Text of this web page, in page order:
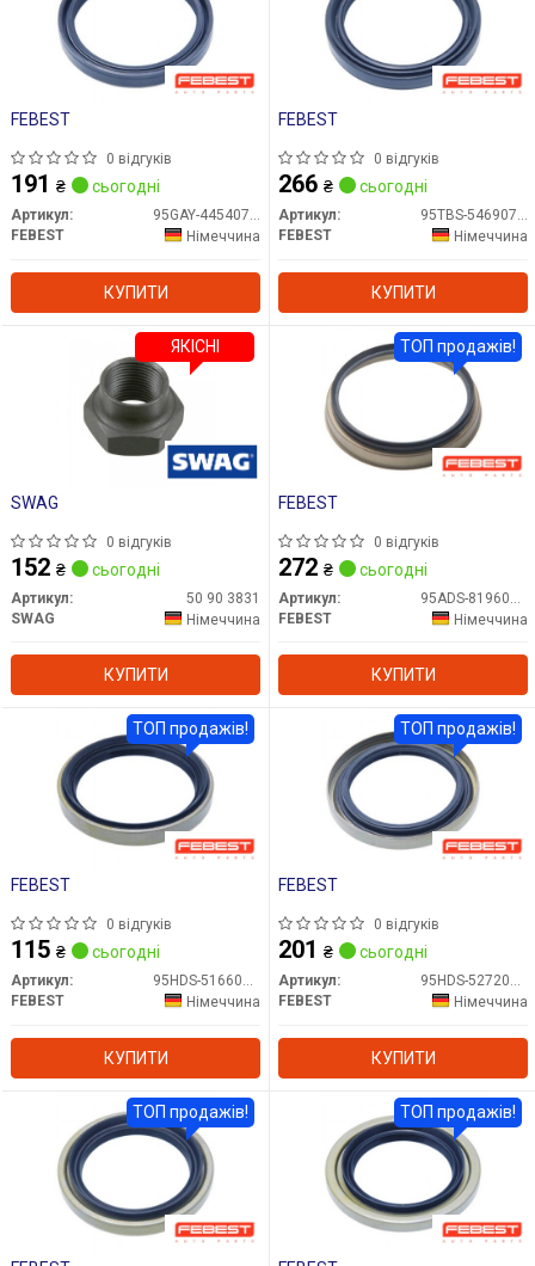
FEBEST
0 відгуків
191 ₴ сьогодні
Артикул:
95GAY-44540707X
FEBEST
Німеччина
КУПИТИ
FEBEST
0 відгуків
266 ₴ сьогодні
Артикул:
95TBS-54690710X
FEBEST
Німеччина
КУПИТИ
SWAG
0 відгуків
152 ₴ сьогодні
Артикул:
50 90 3831
SWAG
Німеччина
КУПИТИ
ЯКІСНІ
FEBEST
0 відгуків
272 ₴ сьогодні
Артикул:
FEBEST
Німеччина
КУПИТИ
ТОП продажів!
FEBEST
0 відгуків
115 ₴ сьогодні
Артикул:
95HDS-51660810X
FEBEST
Німеччина
КУПИТИ
ТОП продажів!
FEBEST
0 відгуків
201 ₴ сьогодні
Артикул:
95HDS-52720811X
FEBEST
Німеччина
КУПИТИ
ТОП продажів!
ТОП продажів! ТОП продажів!